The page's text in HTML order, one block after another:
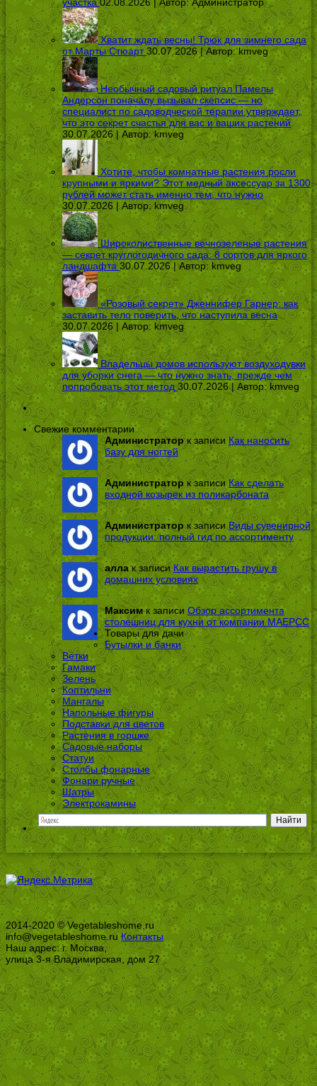
участка 02.08.2026 | Автор: Администратор
Хватит ждать весны! Трюк для зимнего сада
от Марты Стюарт 30.07.2026 | Автор:kmveg
Необычный садовый ритуал Памелы
Андерсон поначалу вызывал скепсис — но
специалист по садоводческой терапии утверждает,
что это секрет счастья для вас и ваших растений
30.07.2026 | Автор:kmveg
Хотите, чтобы комнатные растения росли
крупными и яркими? Этот медный аксессуар за 1300
рублей может стать именно тем, что нужно
30.07.2026 | Автор:kmveg
Широколиственные вечнозеленые растения
— секрет круглогодичного сада: 8 сортов для яркого
ландшафта 30.07.2026 | Автор:kmveg
«Розовый секрет» Дженнифер Гарнер: как
заставить тело поверить, что наступила весна
30.07.2026 | Автор: kmveg
Владельцы домов используют воздуходувки
для уборки снега — что нужно знать, прежде чем
попробовать этот метод 30.07.2026 | Автор:kmveg
Свежие комментарии
Администраторк записи Как наносить
базу для ногтей
Администратор к записиКак сделать
входной козырек из поликарбоната
Администраторк записиВиды сувенирной
продукции: полный гид по ассортименту
аллак записиКак вырастить грушу в
домашних условиях
Максимк записиОбзор ассортимента
столешниц для кухни от компании МАЕРСС
Товары для дачи
Бутылки и банки
Ветки
Гамаки
Зелень
Коптильни
Мангалы
Напольные фигуры
Подставки для цветов
Растения в горшке
Садовые наборы
Статуи
Столбы фонарные
Фонари ручные
Шатры
Электрокамины
2014-2020 © Vegetableshome.ru
info@vegetableshome.ruКонтакты
Наш адрес: г. Москва,
улица 3-я Владимирская, дом 27